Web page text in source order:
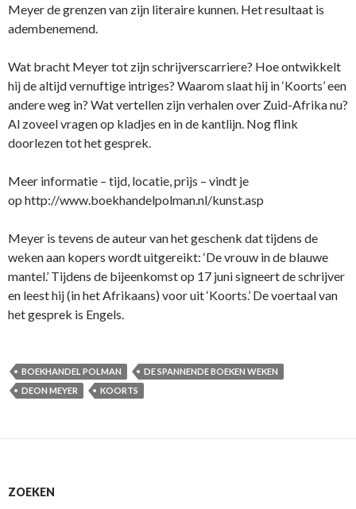
Meyer de grenzen van zijn literaire kunnen. Het resultaat is
adembenemend.
Wat bracht Meyer tot zijn schrijverscarriere? Hoe ontwikkelt
hij de altijd vernuftige intriges? Waarom slaat hij in ‘Koorts’ een
andere weg in? Wat vertellen zijn verhalen over Zuid-Afrika nu?
Al zoveel vragen op kladjes en in de kantlijn. Nog flink
doorlezen tot het gesprek.
Meer informatie – tijd, locatie, prijs – vindt je
op http://www.boekhandelpolman.nl/kunst.asp
Meyer is tevens de auteur van het geschenk dat tijdens de
weken aan kopers wordt uitgereikt: ‘De vrouw in de blauwe
mantel.’ Tijdens de bijeenkomst op 17 juni signeert de schrijver
en leest hij (in het Afrikaans) voor uit ‘Koorts.’ De voertaal van
het gesprek is Engels.
BOEKHANDEL POLMAN
DE SPANNENDE BOEKEN WEKEN
DEON MEYER
KOORTS
ZOEKEN